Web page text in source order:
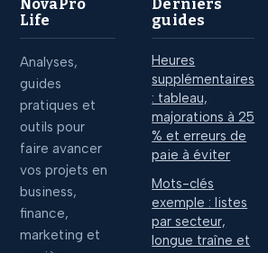
NovaPro
Life
Analyses,
guides
pratiques et
outils pour
faire avancer
vos projets en
business,
finance,
marketing et
Derniers
guides
Heures
supplémentaires
: tableau,
majorations à 25
% et erreurs de
paie à éviter
Mots-clés
exemple : listes
par secteur,
longue traîne et